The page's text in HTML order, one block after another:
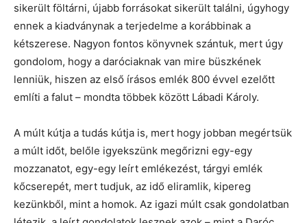
sikerült föltárni, újabb forrásokat sikerült találni, úgyhogy
ennek a kiadványnak a terjedelme a korábbinak a
kétszerese. Nagyon fontos könyvnek szántuk, mert úgy
gondolom, hogy a daróciaknak van mire büszkének
lenniük, hiszen az első írásos emlék 800 évvel ezelőtt
említi a falut – mondta többek között Lábadi Károly.
A múlt kútja a tudás kútja is, mert hogy jobban megértsük
a múlt időt, belőle igyekszünk megőrizni egy-egy
mozzanatot, egy-egy leírt emlékezést, tárgyi emlék
kőcserepét, mert tudjuk, az idő eliramlik, kipereg
kezünkből, mint a homok. Az igazi múlt csak gondolatban